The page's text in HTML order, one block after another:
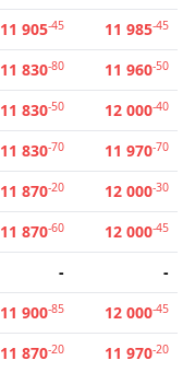
11 905-45 11 985-45
11 830-80 11 960-50
11 830-50 12 000-40
11 830-70 11 970-70
11 870-20 12 000-30
11 870-60 12 000-45
-
-
11 900-85 12 000-45
11 870-20 11 970-20